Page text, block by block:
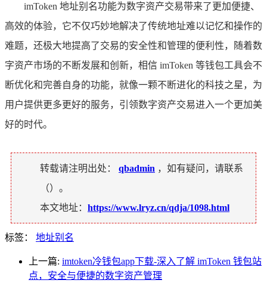
imToken 地址别名功能为数字资产交易带来了更加便捷、
高效的体验，它不仅巧妙地解决了传统地址难以记忆和操作的
难题，还极大地提高了交易的安全性和管理的便利性，随着数
字资产市场的不断发展和创新，相信 imToken 等钱包工具会不
断优化和完善自身的功能，就像一颗不断进化的科技之星，为
用户提供更多更好的服务，引领数字资产交易进入一个更加美
好的时代。
转载请注明出处： qbadmin ，如有疑问，请联系
（）。
本文地址： https://www.lryz.cn/qdja/1098.html
标签： 地址别名
上一篇: imtoken冷钱包app下载-深入了解 imToken 钱包站
点，安全与便捷的数字资产管理